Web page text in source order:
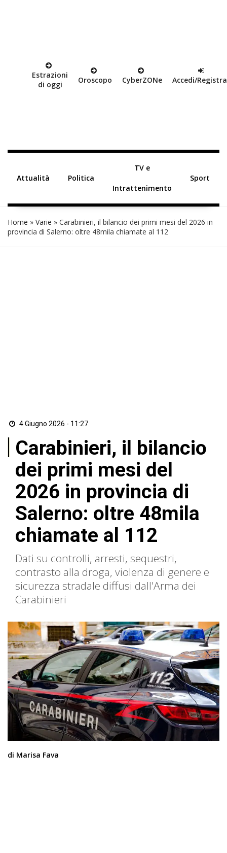
Estrazioni
di oggi
Oroscopo CyberZONe Accedi/
Attualità Politica
TV e
Intrattenimento
Sport
Home » Varie » Carabinieri, il bilancio dei primi mesi del 2026 in
provincia di Salerno: oltre 48mila chiamate al 112
4 Giugno 2026 - 11:27
Carabinieri, il bilancio
dei primi mesi del
2026 in provincia di
Salerno: oltre 48mila
chiamate al 112
Dati su controlli, arresti, sequestri,
contrasto alla droga, violenza di genere e
sicurezza stradale diffusi dall'Arma dei
Carabinieri
di Marisa Fava